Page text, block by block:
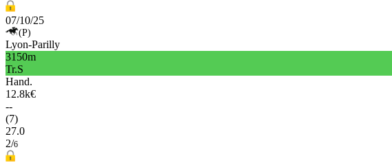
07/10/25
(P)
Lyon-Parilly
3150m
Tr.S
Hand.
12.8k€
--
(7)
27.0
2/6